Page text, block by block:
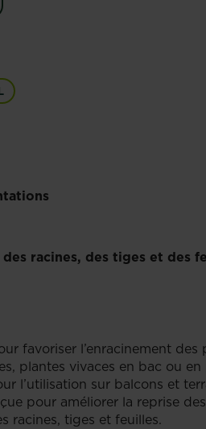
racines, des tiges et des
favoriser l’enracinement des
plantes vivaces en bac ou en
l’utilisation sur balcons et
pour améliorer la reprise
racines, tiges et feuilles.